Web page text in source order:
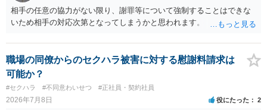
相手の任意の協力がない限り、謝罪等について強制することはできな
いため相手の対応次第となってしまうかと思われます。
職場の同僚からのセクハラ被害に対する慰謝料請求は
可能か？
#セクハラ #不同意わいせつ #正社員・契約社員
2026年7月8日 役にたった 2